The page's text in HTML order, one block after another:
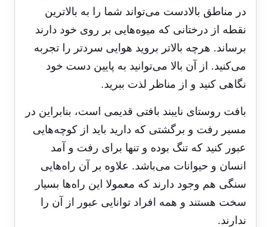
در مناطق بالادست می‌تواند شما را به بالاترین
نقطه از درختانی که میوه‌هایی بر روی خود دارند
برساند. هرچه بالاتر بروید هوایی سردتر را تجربه
می‌کنید. از آن بالا می‌توانید به پایین دست خود
نگاهی کنید و از مناظر لذت ببرید.
بافت روستای نایبند بافتی قدیمی است، بنابراین در
مسیر رفت و برگشتی که دارید باید از کوچه‌هایی
عبور کنید که تنگ بوده و تنها برای رفت و آمد
انسان و حیوانات می‌باشد. علاوه بر آن راه‌هایی
سنگی هم وجود دارند که معمولا این راه‌ها بسیار
سخت هستند و همه افراد توانایی عبور از آن را
ندارند.